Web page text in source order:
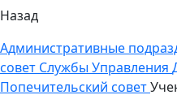
Назад
Административные
совет Службы Управления
Попечительский совет